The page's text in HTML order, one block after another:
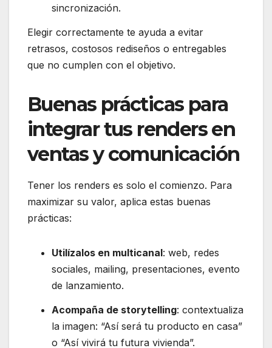
sincronización.
Elegir correctamente te ayuda a evitar
retrasos, costosos rediseños o entregables
que no cumplen con el objetivo.
Buenas prácticas para
integrar tus renders en
ventas y comunicación
Tener los renders es solo el comienzo. Para
maximizar su valor, aplica estas buenas
prácticas:
Utilízalos en multicanal: web, redes
sociales, mailing, presentaciones, evento
de lanzamiento.
Acompaña de storytelling: contextualiza
la imagen: “Así será tu producto en casa”
o “Así vivirá tu futura vivienda”.